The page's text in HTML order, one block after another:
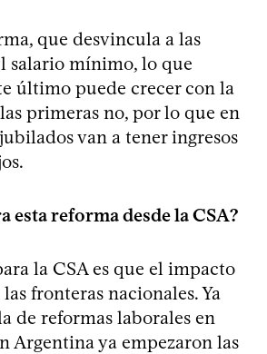
que desvincula a las
salario mínimo, lo que
último puede crecer con la
primeras no, por lo que en
van a tener ingresos
esta reforma desde la CSA?
la CSA es que el impacto
fronteras nacionales. Ya
de reformas laborales en
Argentina ya empezaron las